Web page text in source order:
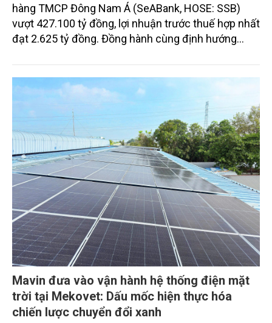
hàng TMCP Đông Nam Á (SeABank, HOSE: SSB)
vượt 427.100 tỷ đồng, lợi nhuận trước thuế hợp nhất
đạt 2.625 tỷ đồng. Đồng hành cùng định hướng
SeABank tiếp tục duy trì hoạt động hiệu quả, mở
rộng tín dụng, củng cố nguồn vốn và đảm bảo các
chỉ tiêu an toàn.
Mavin đưa vào vận hành hệ thống điện mặt
trời tại Mekovet: Dấu mốc hiện thực hóa
chiến lược chuyển đổi xanh